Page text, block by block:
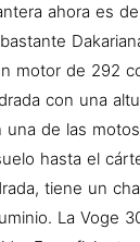
ahora es de
motor de 292
con una
una de las motos
hasta el
tiene un
La Voge